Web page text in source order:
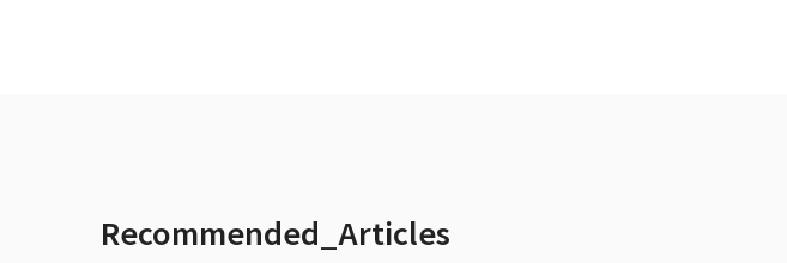
Recommended_Articles